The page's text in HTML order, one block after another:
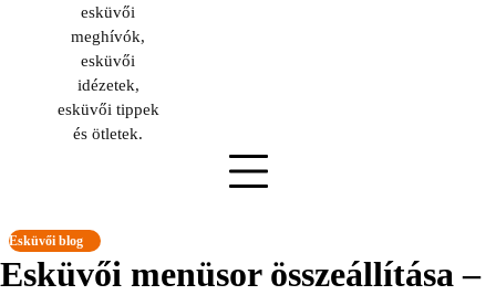
esküvői
meghívók,
esküvői
idézetek,
esküvői tippek
és ötletek.
Esküvői blog
Esküvői menüsor összeállítása –